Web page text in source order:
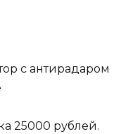
25000 рублей.